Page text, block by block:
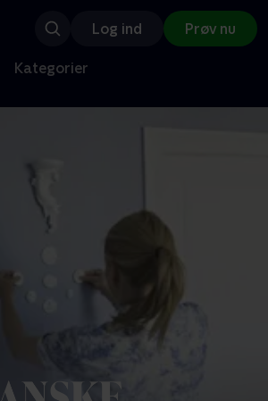
Log ind Prøv nu
Kategorier